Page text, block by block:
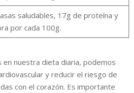
saludables, 17g de proteína y
por cada 100g.
en nuestra dieta diaria, podemos
y reducir el riesgo de
con el corazón. Es importante